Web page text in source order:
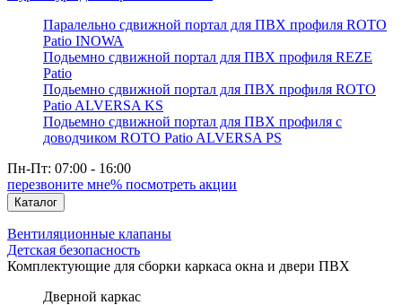
Паралельно сдвижной портал для ПВХ профиля ROTO
Patio INOWA
Подьемно сдвижной портал для ПВХ профиля REZE
Patio
Подьемно сдвижной портал для ПВХ профиля ROTO
Patio ALVERSA KS
Подьемно сдвижной портал для ПВХ профиля с
доводчиком ROTO Patio ALVERSA PS
Пн-Пт: 07:00 - 16:00
перезвоните мне% посмотреть акции
Каталог
Вентиляционные клапаны
Детская безопасность
Комплектующие для сборки каркаса окна и двери ПВХ
Дверной каркас